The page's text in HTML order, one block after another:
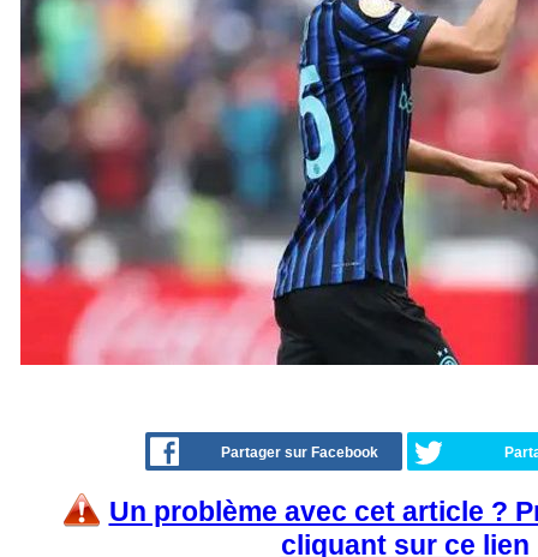
Partager sur Facebook
Un problème avec cet article ?
cliquant sur ce lien